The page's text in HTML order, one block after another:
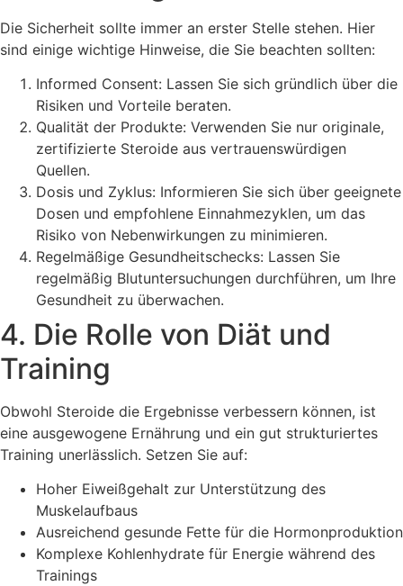
Die Sicherheit sollte immer an erster Stelle stehen. Hier
sind einige wichtige Hinweise, die Sie beachten sollten:
Informed Consent: Lassen Sie sich gründlich über die
Risiken und Vorteile beraten.
Qualität der Produkte: Verwenden Sie nur originale,
zertifizierte Steroide aus vertrauenswürdigen
Quellen.
Dosis und Zyklus: Informieren Sie sich über geeignete
Dosen und empfohlene Einnahmezyklen, um das
Risiko von Nebenwirkungen zu minimieren.
Regelmäßige Gesundheitschecks: Lassen Sie
regelmäßig Blutuntersuchungen durchführen, um Ihre
Gesundheit zu überwachen.
4. Die Rolle von Diät und
Training
Obwohl Steroide die Ergebnisse verbessern können, ist
eine ausgewogene Ernährung und ein gut strukturiertes
Training unerlässlich. Setzen Sie auf:
Hoher Eiweißgehalt zur Unterstützung des
Muskelaufbaus
Ausreichend gesunde Fette für die Hormonproduktion
Komplexe Kohlenhydrate für Energie während des
Trainings